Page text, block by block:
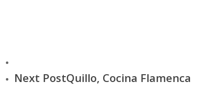
Next PostQuillo, Cocina Flamenca